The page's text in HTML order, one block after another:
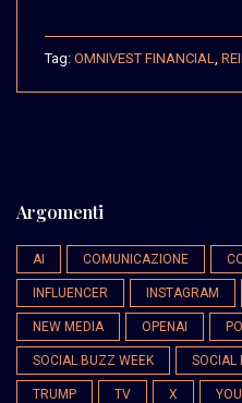
Tag: OMNIVEST FINANCIAL
Argomenti
AI COMUNICAZIONE
INFLUENCER INSTAGRAM
NEW MEDIA OPENAI
SOCIAL BUZZ WEEK SOCIAL
TRUMP TV X